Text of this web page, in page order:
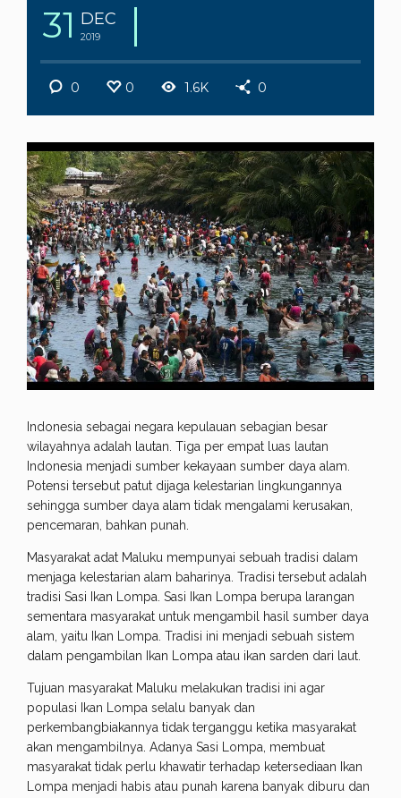
31 DEC
2019
0 0 1.6K 0
Indonesia sebagai negara kepulauan sebagian besar
wilayahnya adalah lautan. Tiga per empat luas lautan
Indonesia menjadi sumber kekayaan sumber daya alam.
Potensi tersebut patut dijaga kelestarian lingkungannya
sehingga sumber daya alam tidak mengalami kerusakan,
pencemaran, bahkan punah.
Masyarakat adat Maluku mempunyai sebuah tradisi dalam
menjaga kelestarian alam baharinya. Tradisi tersebut adalah
tradisi Sasi Ikan Lompa. Sasi Ikan Lompa berupa larangan
sementara masyarakat untuk mengambil hasil sumber daya
alam, yaitu Ikan Lompa. Tradisi ini menjadi sebuah sistem
dalam pengambilan Ikan Lompa atau ikan sarden dari laut.
Tujuan masyarakat Maluku melakukan tradisi ini agar
populasi Ikan Lompa selalu banyak dan
perkembangbiakannya tidak terganggu ketika masyarakat
akan mengambilnya. Adanya Sasi Lompa, membuat
masyarakat tidak perlu khawatir terhadap ketersediaan Ikan
Lompa menjadi habis atau punah karena banyak diburu dan